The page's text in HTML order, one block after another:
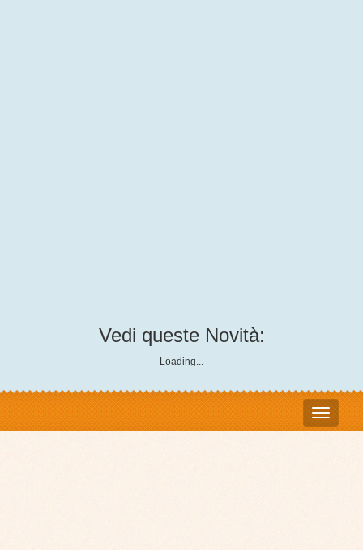
Vedi queste Novità:
Loading...